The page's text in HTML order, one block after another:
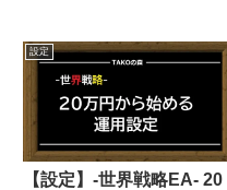
設定
【設定】-世界戦略EA- 20